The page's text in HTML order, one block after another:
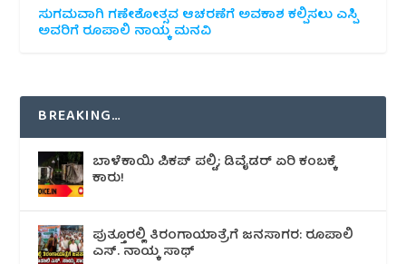
ಸುಗಮವಾಗಿ ಗಣೇಶೋತ್ಸವ ಆಚರಣೆಗೆ ಅವಕಾಶ ಕಲ್ಪಿಸಲು ಎಸ್ಪಿ
ಅವರಿಗೆ ರೂಪಾಲಿ ನಾಯ್ಕ ಮನವಿ
BREAKING…
ಬಾಳೆಕಾಯಿ ಪಿಕಪ್ ಪಲ್ಟಿ; ಡಿವೈಡರ್ ಏರಿ ಕಂಬಕ್ಕೆ
ಕಾರು!
ಪುತ್ತೂರಲ್ಲಿ ತಿರಂಗಾಯಾತ್ರೆಗೆ ಜನಸಾಗರ: ರೂಪಾಲಿ
ಎಸ್. ನಾಯ್ಕ ಸಾಥ್